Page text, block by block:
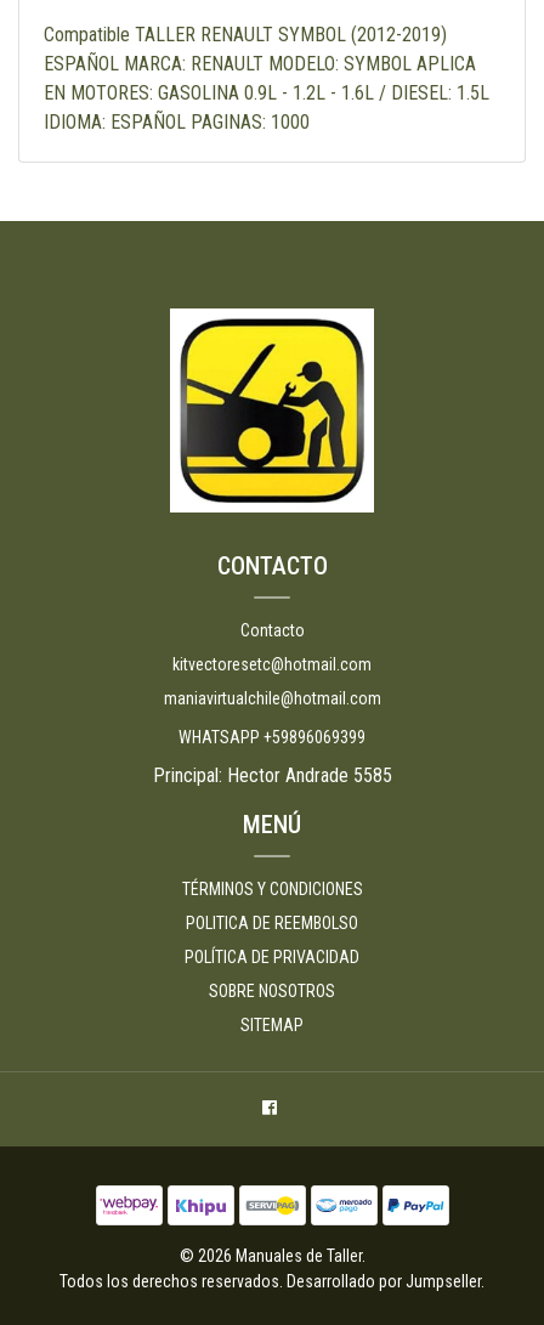
Compatible TALLER RENAULT SYMBOL (2012-2019)
ESPAÑOL MARCA: RENAULT MODELO: SYMBOL APLICA
EN MOTORES: GASOLINA 0.9L - 1.2L - 1.6L / DIESEL: 1.5L
IDIOMA: ESPAÑOL PAGINAS: 1000
CONTACTO
Contacto
kitvectoresetc@hotmail.com
maniavirtualchile@hotmail.com
WHATSAPP +59896069399
Principal: Hector Andrade 5585
MENÚ
TÉRMINOS Y CONDICIONES
POLITICA DE REEMBOLSO
POLÍTICA DE PRIVACIDAD
SOBRE NOSOTROS
SITEMAP
© 2026 Manuales de Taller.
Todos los derechos reservados. Desarrollado por Jumpseller.